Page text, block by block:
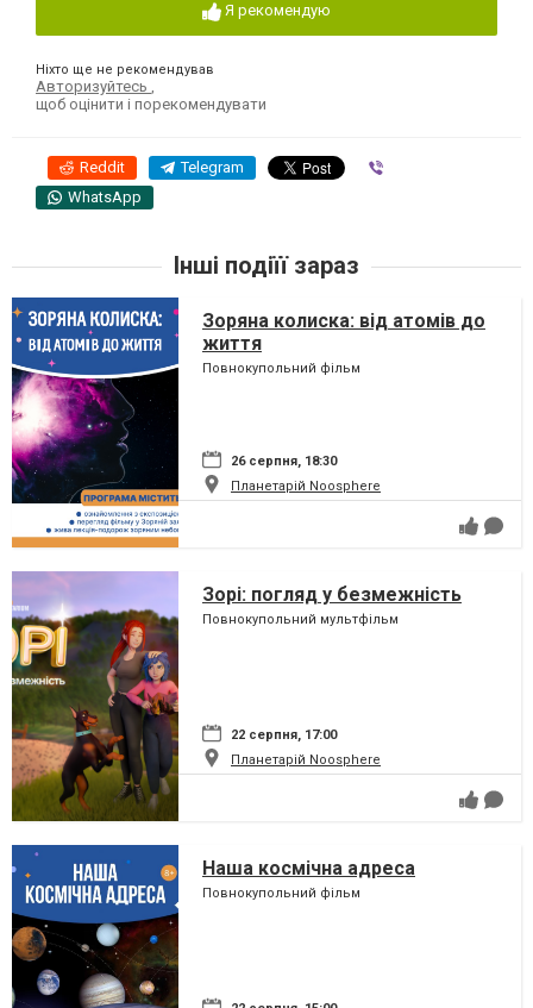
Я рекомендую
Ніхто ще не рекомендував
Авторизуйтесь
щоб оцінити і порекомендувати
Reddit Telegram
WhatsApp
Інші подіїї зараз
Зоряна колиска: від атомів до
життя
Повнокупольний фільм
26 серпня, 18:30
Планетарій Noosphere
Зорі: погляд у безмежність
Повнокупольний мультфільм
22 серпня, 17:00
Планетарій Noosphere
Наша космічна адреса
Повнокупольний фільм